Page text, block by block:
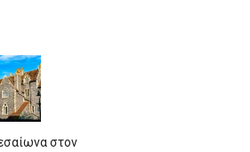
στον